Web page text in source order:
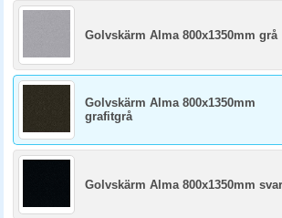
Golvskärm Alma 800x1350mm grå
Golvskärm Alma 800x1350mm
grafitgrå
Golvskärm Alma 800x1350mm